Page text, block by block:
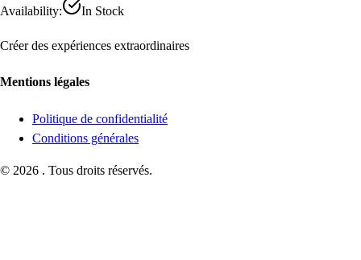
Availability: In Stock
Créer des expériences extraordinaires
Mentions légales
Politique de confidentialité
Conditions générales
© 2026 . Tous droits réservés.